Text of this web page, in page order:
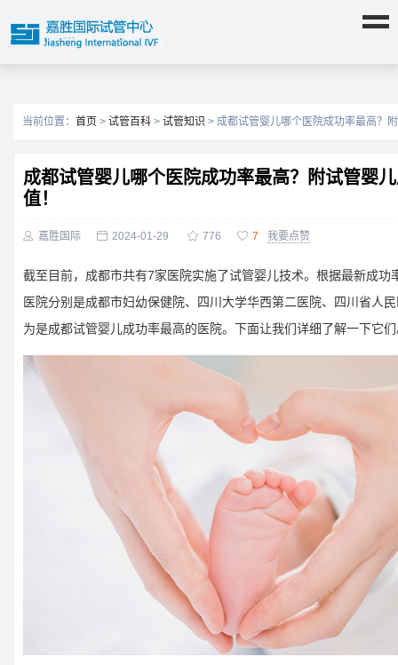
当前位置： 首页 > 试管百科 > 试管知识 > 成都试管婴儿哪个医院成功率最高？
成都试管婴儿哪个医院成功率最高？附试管婴
值！
 嘉胜国际  2024-01-29  776  7 我要点赞
截至目前，成都市共有7家医院实施了试管婴儿技术。根据最新成功
医院分别是成都市妇幼保健院、四川大学华西第二医院、四川省人
为是成都试管婴儿成功率最高的医院。下面让我们详细了解一下它